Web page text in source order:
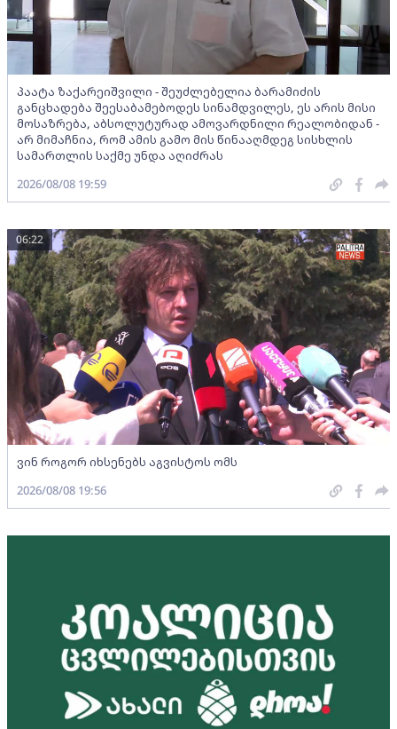
პაატა ზაქარეიშვილი - შეუძლებელია ბარამიძის
განცხადება შეესაბამებოდეს სინამდვილეს, ეს არის მისი
მოსაზრება, აბსოლუტურად ამოვარდნილი რეალობიდან -
არ მიმაჩნია, რომ ამის გამო მის წინააღმდეგ სისხლის
სამართლის საქმე უნდა აღიძრას
2026/08/08 19:59
ვინ როგორ იხსენებს აგვისტოს ომს
06:22
2026/08/08 19:56